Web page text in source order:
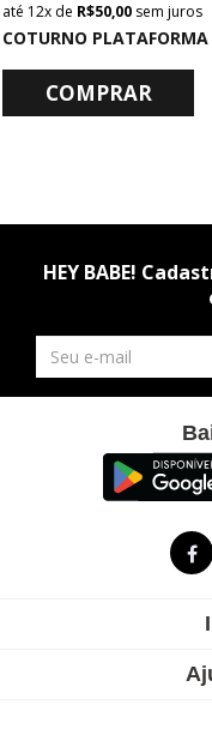
12x de R$ 50,00 sem juros
COMPRAR
HEY BABE!
Newsletter